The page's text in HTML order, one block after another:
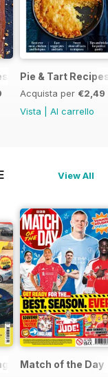
Pie & Tart
Acquista per €2,49
Vista
Al carrello
View All
Match of the Day